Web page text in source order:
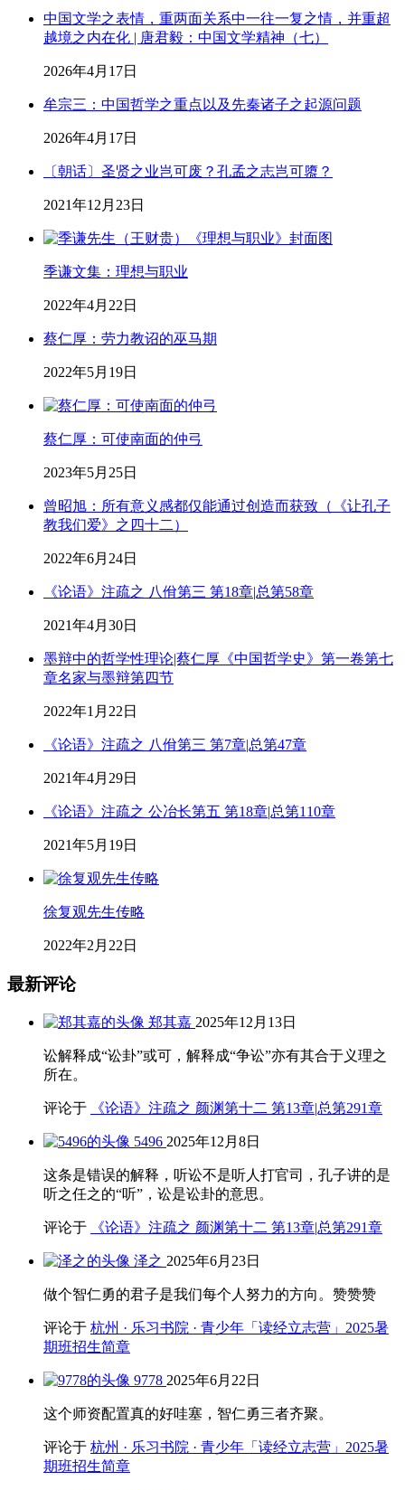
中国文学之表情，重两面关系中一往一复之情，并重超
越境之内在化 | 唐君毅：中国文学精神（七）
2026年4月17日
牟宗三：中国哲学之重点以及先秦诸子之起源问题
2026年4月17日
〔朝话〕圣贤之业岂可废？孔孟之志岂可隳？
2021年12月23日
季谦文集：理想与职业
2022年4月22日
蔡仁厚：劳力教诏的巫马期
2022年5月19日
蔡仁厚：可使南面的仲弓
2023年5月25日
曾昭旭：所有意义感都仅能通过创造而获致（《让孔子
教我们爱》之四十二）
2022年6月24日
《论语》注疏之 八佾第三 第18章|总第58章
2021年4月30日
墨辩中的哲学性理论|蔡仁厚《中国哲学史》第一卷第七
章名家与墨辩第四节
2022年1月22日
《论语》注疏之 八佾第三 第7章|总第47章
2021年4月29日
《论语》注疏之 公冶长第五 第18章|总第110章
2021年5月19日
徐复观先生传略
2022年2月22日
最新评论
郑其嘉 2025年12月13日
讼解释成“讼卦”或可，解释成“争讼”亦有其合于义理之
所在。
评论于 《论语》注疏之 颜渊第十二 第13章|总第291章
5496 2025年12月8日
这条是错误的解释，听讼不是听人打官司，孔子讲的是
听之任之的“听”，讼是讼卦的意思。
评论于 《论语》注疏之 颜渊第十二 第13章|总第291章
泽之 2025年6月23日
做个智仁勇的君子是我们每个人努力的方向。赞赞赞
评论于 杭州 · 乐习书院 · 青少年「读经立志营」2025暑
期班招生简章
9778 2025年6月22日
这个师资配置真的好哇塞，智仁勇三者齐聚。
评论于 杭州 · 乐习书院 · 青少年「读经立志营」2025暑
期班招生简章